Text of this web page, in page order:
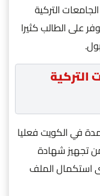
التركية
على الطالب كثيرا
التركية
في الكويت فعليا
تجهيز شهادة
استكمال الملف